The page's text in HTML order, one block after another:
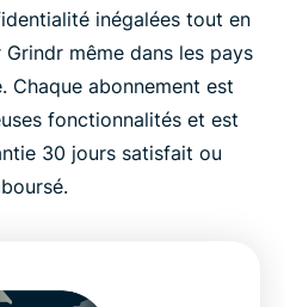
inégalées tout en
même dans les pays
Chaque abonnement est
fonctionnalités et est
30 jours satisfait ou